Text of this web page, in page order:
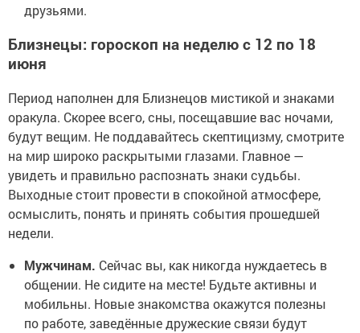
друзьями.
Близнецы: гороскоп на неделю с 12 по 18
июня
Период наполнен для Близнецов мистикой и знаками
оракула. Скорее всего, сны, посещавшие вас ночами,
будут вещим. Не поддавайтесь скептицизму, смотрите
на мир широко раскрытыми глазами. Главное —
увидеть и правильно распознать знаки судьбы.
Выходные стоит провести в спокойной атмосфере,
осмыслить, понять и принять события прошедшей
недели.
Мужчинам. Сейчас вы, как никогда нуждаетесь в
общении. Не сидите на месте! Будьте активны и
мобильны. Новые знакомства окажутся полезны
по работе, заведённые дружеские связи будут